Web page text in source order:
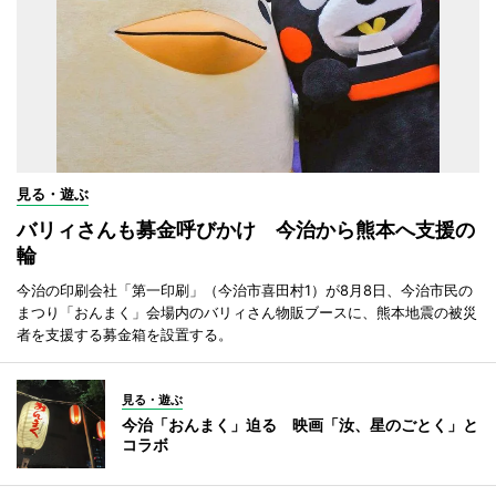
見る・遊ぶ
バリィさんも募金呼びかけ 今治から熊本へ支援の
輪
今治の印刷会社「第一印刷」（今治市喜田村1）が8月8日、今治市民の
まつり「おんまく」会場内のバリィさん物販ブースに、熊本地震の被災
者を支援する募金箱を設置する。
見る・遊ぶ
今治「おんまく」迫る 映画「汝、星のごとく」と
コラボ